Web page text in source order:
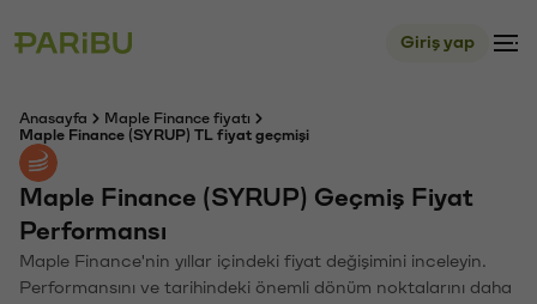
Giriş yap
Anasayfa
Maple Finance fiyatı
Maple Finance (SYRUP) TL fiyat geçmişi
Maple Finance (SYRUP) Geçmiş Fiyat
Performansı
Maple Finance'nin yıllar içindeki fiyat değişimini inceleyin.
Performansını ve tarihindeki önemli dönüm noktalarını daha